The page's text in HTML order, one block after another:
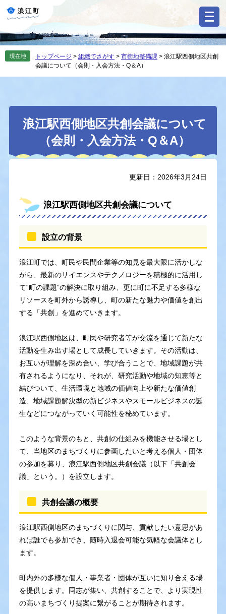
の
先
す
ー
を
し
現在地 トップページ > 組織でさがす > 市街地整備課 > 浪江駅西側地区共創
会議について（会則・入会方法・Q＆A）
本
浪江駅西側地区共創会議について
（会則・入会方法・Q＆A）
更新日：2026年3月24日
浪江駅西側地区共創会議について
設立の背景
浪江町では、町民や民間企業等の知見を最大限に活かしな
がら、最新のサイエンスやテクノロジーを積極的に活用し
て“町の課題”の解決に取り組み、更に町に不足する多様な
リソースを町外から誘導し、町の新たな魅力や価値を創出
する「共創」を進めていきます。
浪江駅西側地区は、町民や研究者等が交流を通じて新たな
活動を生み出す場として成長していきます。その活動は、
お互いが理解を深め合い、学び合うことで、地域課題が共
有されるようになり、それが、研究活動や地域の知恵等と
結びついて、生活環境と地域の価値向上や新たな価値創
造、地域課題解決型の新ビジネスやスモールビジネスの誕
生などにつながっていく可能性を秘めています。
このような背景のもと、共創の仕組みを機能させる場とし
て、当地区のまちづくりに参画したいと考える個人・団体
の参加を募り、浪江駅西側地区共創会議（以下「共創会
議」という。）を設立します。
共創会議の概要
浪江駅西側地区のまちづくりに関与、貢献したい意思があ
れば誰でも参加でき、随時入退会可能な気軽な会議体とし
ます。
町内外の多様な個人・事業者・団体が互いに知り合える場
を提供します。同志が集い、共創することで、より実現性
の高いまちづくり提案に繋がることが期待されます。